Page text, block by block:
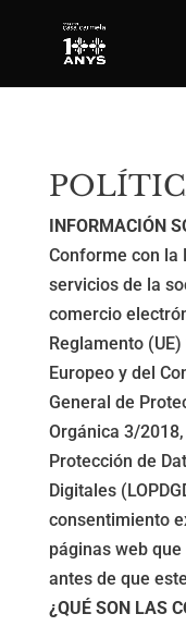
INFORMACIÓN
Conforme con la
servicios de la
comercio
Reglamento
Europeo y del
General de
Orgánica 3/
Protección de
Digitales
consentimiento
páginas web
antes de que
¿QUÉ SON LAS